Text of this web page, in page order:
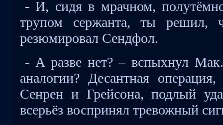
- И, сидя в мрачном,
трупом сержанта, ты
резюмировал Сендфол.
- А разве нет? – вспыхнул
аналогии? Десантная
Сенрен и Грейсона, подлый
всерьёз воспринял тревожный